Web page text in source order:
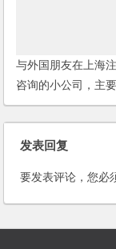
与外国朋友在上海
咨询的小公司，主
供服务，有什么办
资企业最低14万美
本的要求呢？
发表回复
要发表评论，您必